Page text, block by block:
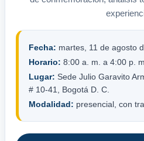
Fecha: martes, 11 de agosto
Horario: 8:00 a. m. a 4:00 p.
Lugar: Sede Julio Garavito
# 10-41, Bogotá D. C.
Modalidad: presencial, con